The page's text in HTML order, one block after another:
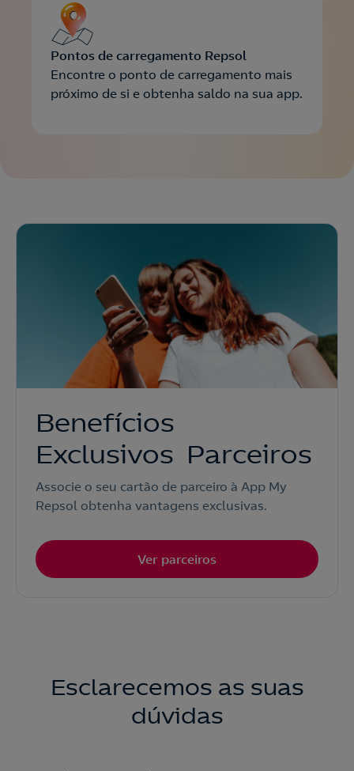
Pontos de carregamento Repsol
Encontre o ponto de carregamento mais
próximo de si e obtenha saldo na sua app.
Benefícios
Exclusivos Parceiros
Associe o seu cartão de parceiro à App My
Repsol obtenha vantagens exclusivas.
Ver parceiros
Esclarecemos as suas
dúvidas